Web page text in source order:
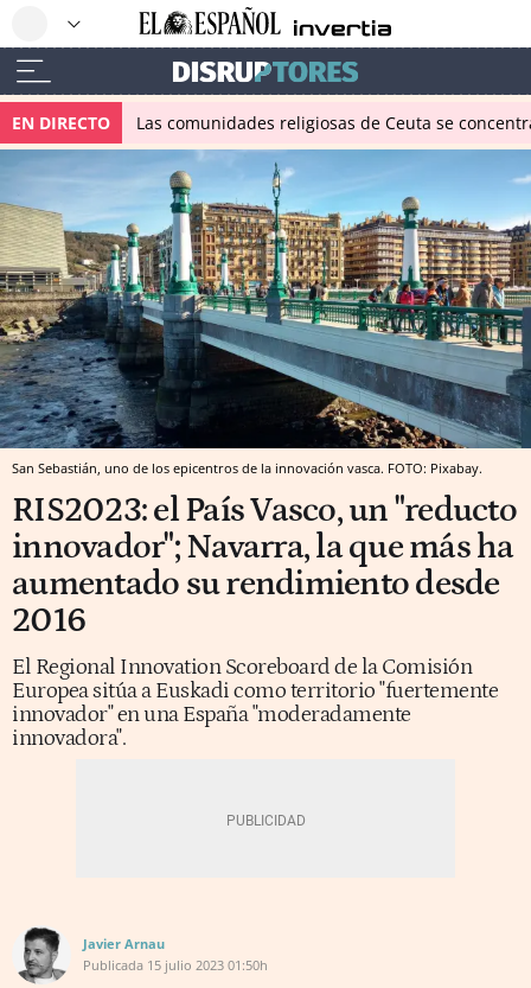
EN DIRECTO Las comunidades religiosas de Ceuta se
San Sebastián, uno de los epicentros de la innovación vasca. FOTO: Pixabay.
RIS2023: el País Vasco, un "reducto
innovador"; Navarra, la que más ha
aumentado su rendimiento desde
2016
El Regional Innovation Scoreboard de la Comisión
Europea sitúa a Euskadi como territorio "fuertemente
innovador" en una España "moderadamente
innovadora".
Javier Arnau
Publicada 15 julio 2023 01:50h